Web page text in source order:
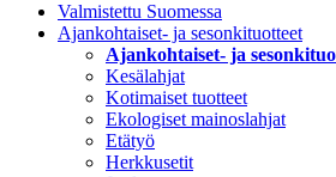
Valmistettu Suomessa
Ajankohtaiset- ja sesonkituotteet
Ajankohtaiset- ja
Kesälahjat
Kotimaiset tuotteet
Ekologiset mainoslahjat
Etätyö
Herkkusetit